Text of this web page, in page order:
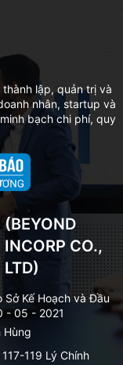
lập, quản trị và
nhân, startup và
bạch chi phí, quy
(BEYOND
INCORP CO.,
LTD)
Kế Hoạch và Đầu
- 05 - 2021
Hùng
119 Lý Chính